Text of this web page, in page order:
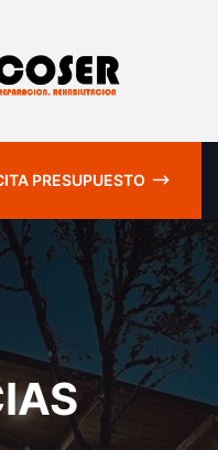
PRESUPUESTO